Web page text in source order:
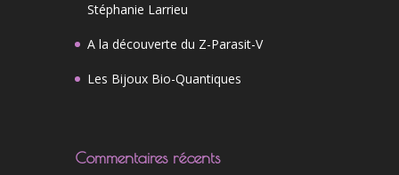
Stéphanie Larrieu
A la découverte du Z-Parasit-V
Les Bijoux Bio-Quantiques
Commentaires récents